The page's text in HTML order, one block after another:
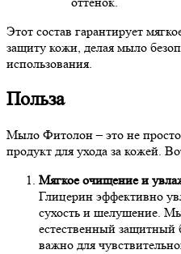
Этот состав гарантирует
защиту кожи, делая мыло
использования.
Польза
Мыло Фитолон – это не
продукт для ухода за кожей.
Мягкое очищение и
Глицерин эффективно
сухость и шелушение.
естественный защитный
важно для